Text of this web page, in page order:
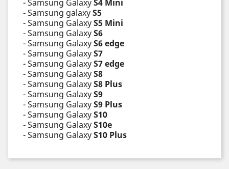
- Samsung GalaxyS4 Mini
- Samsung galaxyS5
- Samsung GalaxyS5 Mini
- Samsung GalaxyS6
- Samsung GalaxyS6 edge
- Samsung GalaxyS7
- Samsung GalaxyS7 edge
- Samsung GalaxyS8
- Samsung GalaxyS8 Plus
- Samsung GalaxyS9
- Samsung GalaxyS9 Plus
- Samsung GalaxyS10
- Samsung GalaxyS10e
- Samsung GalaxyS10 Plus